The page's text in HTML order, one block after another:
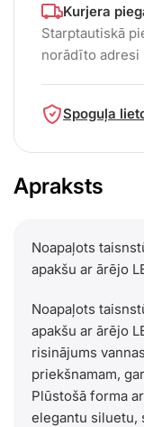
Kurjera
Starptautiskā
norādīto adresi
Spoguļa
Apraksts
Noapaļots
apakšu ar ārējo
Noapaļots
apakšu ar ārējo
risinājums
priekšnamam,
Plūstošā forma
elegantu siluetu,